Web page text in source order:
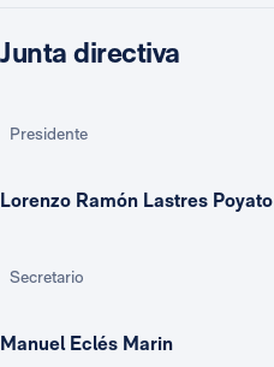
Junta directiva
Presidente
Lorenzo Ramón Lastres Poyato
Secretario
Manuel Eclés Marin